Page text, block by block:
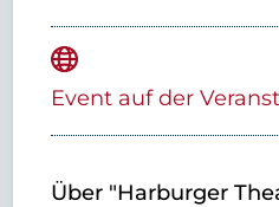
Event auf der
Über "Harburger